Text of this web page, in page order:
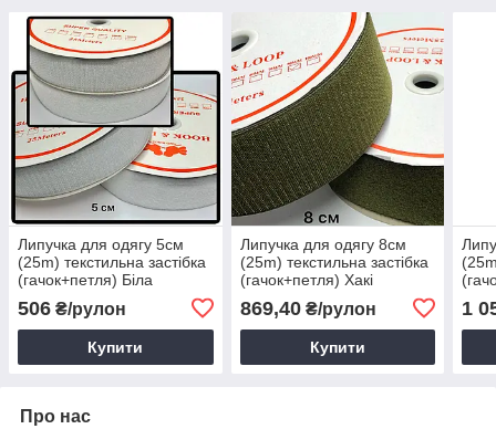
Липучка для одягу 5см
(25m) текстильна застібка
(гачок+петля) Біла
506 ₴/рулон
Купити
Липучка для одягу 8см
(25m) текстильна застібка
(гачок+петля) Хакі
869,40₴/рулон
Купити
1
Про нас